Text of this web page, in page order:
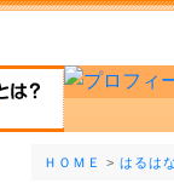
ＨＯＭＥ > はるは